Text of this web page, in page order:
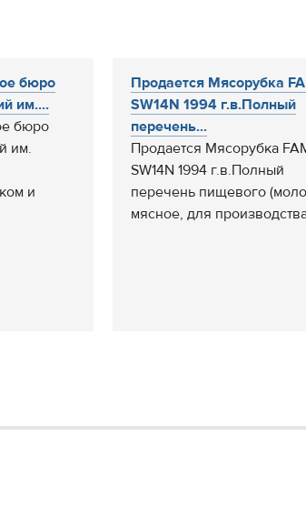
бюро
им....
бюро
им.
и
Продается Мясорубка
SW14N 1994 г.в.Полный
перечень...
Продается Мясорубка
SW14N 1994 г.в.Полный
перечень пищевого
мясное, для